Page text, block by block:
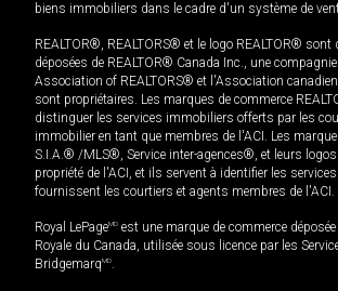
biens immobiliers dans le cadre d'un système de
REALTOR®, REALTORS® et le logo REALTOR® sont
déposées de REALTOR® Canada Inc., une
Association of REALTORS® et l'Association
sont propriétaires. Les marques de commerce
distinguer les services immobiliers offerts par les
immobilier en tant que membres de l'ACI. Les
S.I.A.® /MLS®, Service inter-agences®, et leurs
propriété de l'ACI, et ils servent à identifier les
fournissent les courtiers et agents membres de l'ACI.
Royal LePageMD est une marque de commerce
Royale du Canada, utilisée sous licence par les
BridgemarqMD.